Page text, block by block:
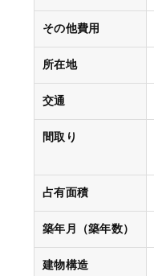
その他費用
所在地
交通
間取り
占有面積
築年月（築年数）
建物構造